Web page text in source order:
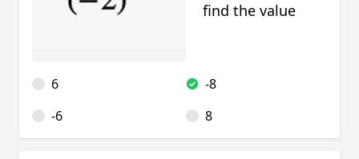
find the value
6
-8
-6
8